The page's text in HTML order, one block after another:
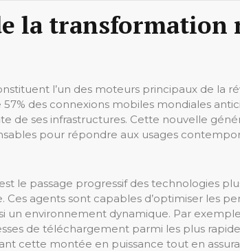
la
l’un des moteurs principaux de
des connexions mobiles mondiales
de ses infrastructures. Cette nouvelle
pour répondre aux usages
le passage progressif des technologies
Ces agents sont capables d’optimiser les
un environnement dynamique. Par
de téléchargement parmi les plus
cette montée en puissance tout en